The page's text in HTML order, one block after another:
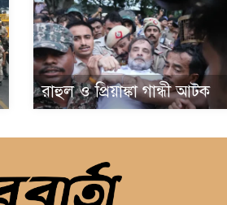
রাহুল ও প্রিয়াঙ্কা গান্ধী আটক